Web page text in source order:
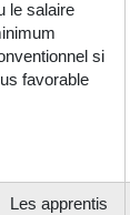
le salaire
si
favorable
Les apprentis